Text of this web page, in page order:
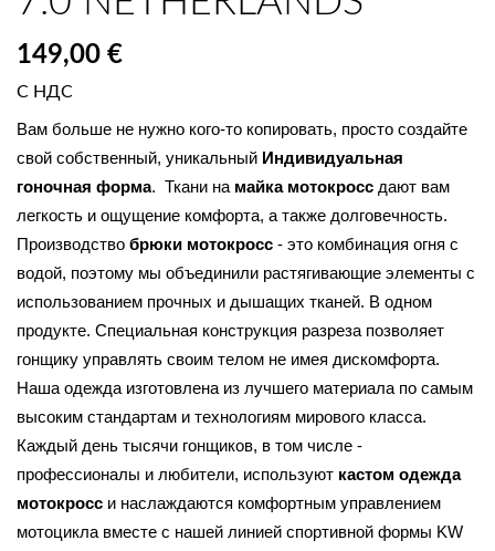
149,00 €
С НДС
Вам больше не нужно кого-то копировать, просто создайте
свой собственный, уникальный Индивидуальная
гоночная форма.  Ткани на майка мотокросс дают вам
легкость и ощущение комфорта, а также долговечность.
Производство брюки мотокросс - это комбинация огня с
водой, поэтому мы объединили растягивающие элементы с
использованием прочных и дышащих тканей. В одном
продукте. Специальная конструкция разреза позволяет
гонщику управлять своим телом не имея дискомфорта.
Наша одежда изготовлена из лучшего материала по самым
высоким стандартам и технологиям мирового класса.
Каждый день тысячи гонщиков, в том числе -
профессионалы и любители, используют кастом одежда
мотокросс и наслаждаются комфортным управлением
мотоцикла вместе с нашей линией спортивной формы KW